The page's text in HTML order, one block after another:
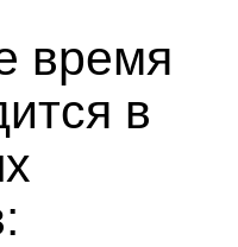
время
в